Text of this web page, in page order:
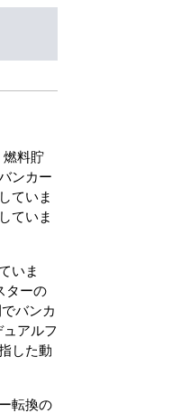
料貯
ンカー
ていま
ていま
いま
ターの
バンカ
アルフ
した動
転換の